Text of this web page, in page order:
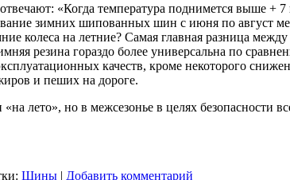
«Когда температура поднимется выше +
зимних шипованных шин с июня по август
колеса на летние? Самая главная разница
резина гораздо более универсальна по
качеств, кроме некоторого
и пеших на дороге.
лето», но в межсезонье в целях безопасности
Шины | Добавить комментарий